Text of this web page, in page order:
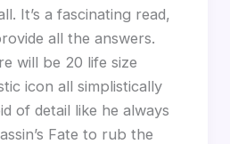
It’s a fascinating read,
all the answers.
will be 20 life size
icon all simplistically
of detail like he always
Fate to rub the